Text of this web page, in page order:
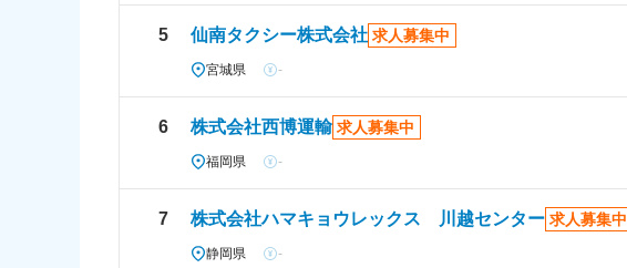
5 仙南タクシー株式会社 求人募集中
宮城県 -
6 株式会社西博運輸 求人募集中
福岡県 -
7 株式会社ハマキョウレックス 川越センター 求人募集中
静岡県 -